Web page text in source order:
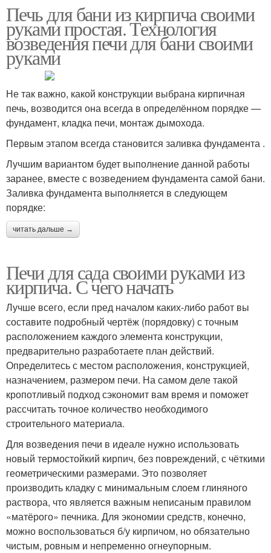
Печь для бани из кирпича своими
руками простая. Технология
возведения печи для бани своими
руками
Не так важно, какой конструкции выбрана кирпичная
печь, возводится она всегда в определённом порядке —
фундамент, кладка печи, монтаж дымохода.
Первым этапом всегда становится заливка фундамента .
Лучшим вариантом будет выполнение данной работы
заранее, вместе с возведением фундамента самой бани.
Заливка фундамента выполняется в следующем
порядке:
читать дальше →
Печи для сада своими руками из
кирпича. С чего начать
Лучше всего, если пред началом каких-либо работ вы
составите подробный чертёж (порядовку) с точным
расположением каждого элемента конструкции,
предварительно разработаете план действий.
Определитесь с местом расположения, конструкцией,
назначением, размером печи. На самом деле такой
кропотливый подход сэкономит вам время и поможет
рассчитать точное количество необходимого
строительного материала.
Для возведения печи в идеале нужно использовать
новый термостойкий кирпич, без повреждений, с чёткими
геометрическими размерами. Это позволяет
производить кладку с минимальным слоем глиняного
раствора, что является важным неписаным правилом
«матёрого» печника. Для экономии средств, конечно,
можно воспользоваться б/у кирпичом, но обязательно
чистым, ровным и непременно огнеупорным.